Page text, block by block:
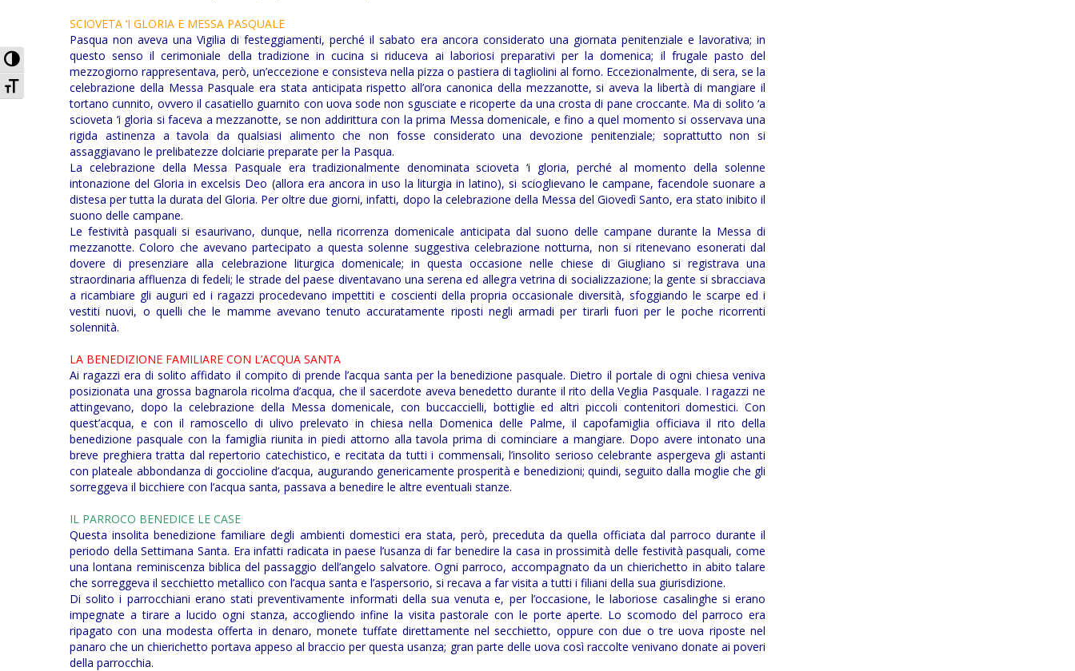
Attiva/disattiva alto contrasto
Attiva/disattiva dimensione testo
SCIOVETA ‘I GLORIA E MESSA PASQUALE
Pasqua non aveva una Vigilia di festeggiamenti, perché il sabato era ancora considerato una giornata penitenziale e lavorativa; in
questo senso il cerimoniale della tradizione in cucina si riduceva ai laboriosi preparativi per la domenica; il frugale pasto del
mezzogiorno rappresentava, però, un’eccezione e consisteva nella pizza o pastiera di tagliolini al forno. Eccezionalmente, di sera, se la
celebrazione della Messa Pasquale era stata anticipata rispetto all’ora canonica della mezzanotte, si aveva la libertà di mangiare il
tortano cunnito, ovvero il casatiello guarnito con uova sode non sgusciate e ricoperte da una crosta di pane croccante. Ma di solito ‘a
scioveta ‘i gloria si faceva a mezzanotte, se non addirittura con la prima Messa domenicale, e fino a quel momento si osservava una
rigida astinenza a tavola da qualsiasi alimento che non fosse considerato una devozione penitenziale; soprattutto non si
assaggiavano le prelibatezze dolciarie preparate per la Pasqua.
La celebrazione della Messa Pasquale era tradizionalmente denominata scioveta ‘i gloria, perché al momento della solenne
intonazione del Gloria in excelsis Deo (allora era ancora in uso la liturgia in latino), si scioglievano le campane, facendole suonare a
distesa per tutta la durata del Gloria. Per oltre due giorni, infatti, dopo la celebrazione della Messa del Giovedì Santo, era stato inibito il
suono delle campane.
Le festività pasquali si esaurivano, dunque, nella ricorrenza domenicale anticipata dal suono delle campane durante la Messa di
mezzanotte. Coloro che avevano partecipato a questa solenne suggestiva celebrazione notturna, non si ritenevano esonerati dal
dovere di presenziare alla celebrazione liturgica domenicale; in questa occasione nelle chiese di Giugliano si registrava una
straordinaria affluenza di fedeli; le strade del paese diventavano una serena ed allegra vetrina di socializzazione; la gente si sbracciava
a ricambiare gli auguri ed i ragazzi procedevano impettiti e coscienti della propria occasionale diversità, sfoggiando le scarpe ed i
vestiti nuovi, o quelli che le mamme avevano tenuto accuratamente riposti negli armadi per tirarli fuori per le poche ricorrenti
solennità.
LA BENEDIZIONE FAMILIARE CON L’ACQUA SANTA
Ai ragazzi era di solito affidato il compito di prende l’acqua santa per la benedizione pasquale. Dietro il portale di ogni chiesa veniva
posizionata una grossa bagnarola ricolma d’acqua, che il sacerdote aveva benedetto durante il rito della Veglia Pasquale. I ragazzi ne
attingevano, dopo la celebrazione della Messa domenicale, con buccaccielli, bottiglie ed altri piccoli contenitori domestici. Con
quest’acqua, e con il ramoscello di ulivo prelevato in chiesa nella Domenica delle Palme, il capofamiglia officiava il rito della
benedizione pasquale con la famiglia riunita in piedi attorno alla tavola prima di cominciare a mangiare. Dopo avere intonato una
breve preghiera tratta dal repertorio catechistico, e recitata da tutti i commensali, l’insolito serioso celebrante aspergeva gli astanti
con plateale abbondanza di goccioline d’acqua, augurando genericamente prosperità e benedizioni; quindi, seguito dalla moglie che gli
sorreggeva il bicchiere con l’acqua santa, passava a benedire le altre eventuali stanze.
IL PARROCO BENEDICE LE CASE
Questa insolita benedizione familiare degli ambienti domestici era stata, però, preceduta da quella officiata dal parroco durante il
periodo della Settimana Santa. Era infatti radicata in paese l’usanza di far benedire la casa in prossimità delle festività pasquali, come
una lontana reminiscenza biblica del passaggio dell’angelo salvatore. Ogni parroco, accompagnato da un chierichetto in abito talare
che sorreggeva il secchietto metallico con l’acqua santa e l’aspersorio, si recava a far visita a tutti i filiani della sua giurisdizione.
Di solito i parrocchiani erano stati preventivamente informati della sua venuta e, per l’occasione, le laboriose casalinghe si erano
impegnate a tirare a lucido ogni stanza, accogliendo infine la visita pastorale con le porte aperte. Lo scomodo del parroco era
ripagato con una modesta offerta in denaro, monete tuffate direttamente nel secchietto, oppure con due o tre uova riposte nel
panaro che un chierichetto portava appeso al braccio per questa usanza; gran parte delle uova così raccolte venivano donate ai poveri
della parrocchia.